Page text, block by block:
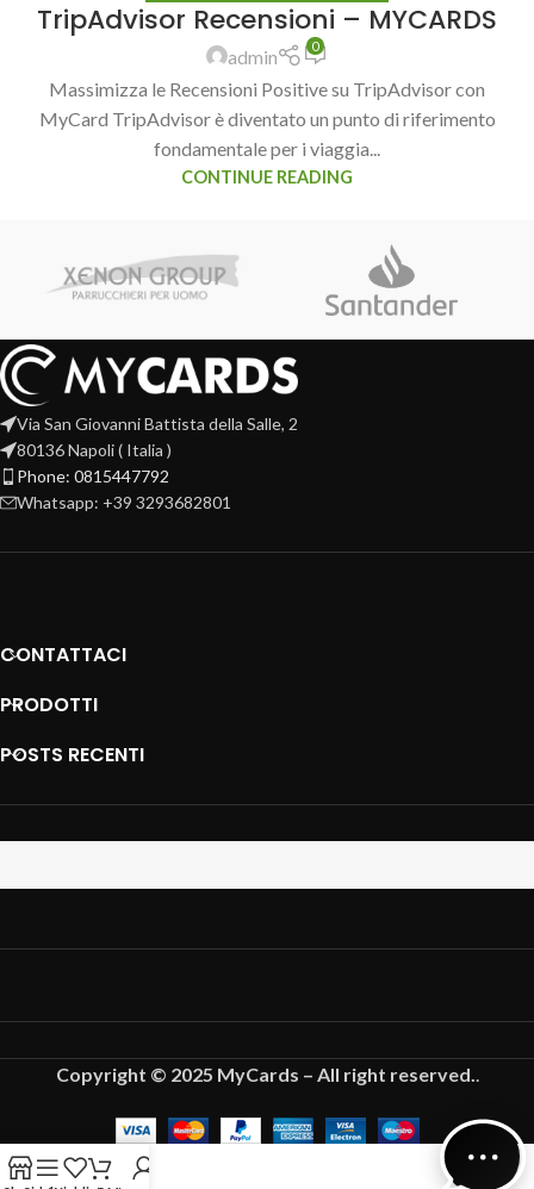
TripAdvisor Recensioni – MYCARDS
admin 0
Massimizza le Recensioni Positive su TripAdvisor con
MyCard TripAdvisor è diventato un punto di riferimento
fondamentale per i viaggia...
CONTINUE READING
Via San Giovanni Battista della Salle, 2
80136 Napoli ( Italia )
Phone: 0815447792
Whatsapp: +39 3293682801
CONTATTACI
PRODOTTI
POSTS RECENTI
Copyright © 2025 MyCards – All right reserved.